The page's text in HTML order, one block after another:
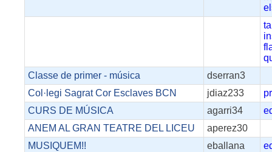
Classe de primer - música
dserran3
Col·legi Sagrat Cor Esclaves BCN
jdiaz233
CURS DE MÚSICA
agarri34
ANEM AL GRAN TEATRE DEL LICEU
aperez30
MUSIQUEM!!
eballana